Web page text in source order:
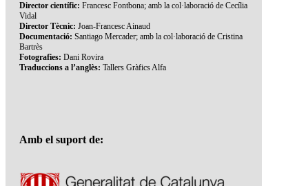
Director científic: Francesc Fontbona; amb la col·laboració de Cecília
Vidal
Director Tècnic: Joan-Francesc Ainaud
Documentació: Santiago Mercader; amb la col·laboració de Cristina
Bartrès
Fotografies: Dani Rovira
Traduccions a l’anglès: Tallers Gràfics Alfa
Amb el suport de: